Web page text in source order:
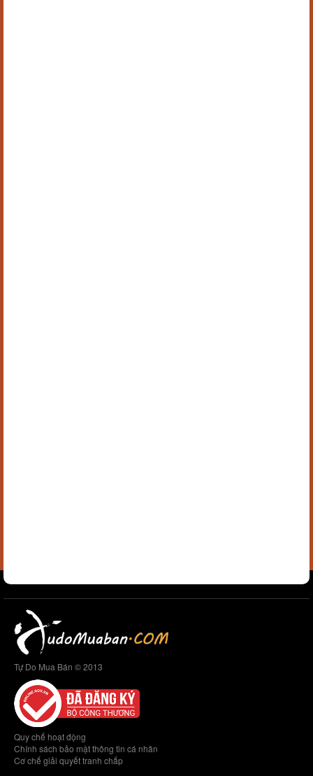
Tự Do Mua Bán © 2013
Quy chế hoạt động
Chính sách bảo mật thông tin cá nhân
Cơ chế giải quyết tranh chấp